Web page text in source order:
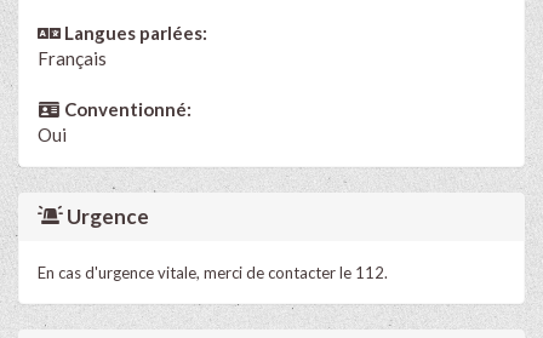
Langues parlées:
Français
Conventionné:
Oui
Urgence
En cas d'urgence vitale, merci de contacter le 112.